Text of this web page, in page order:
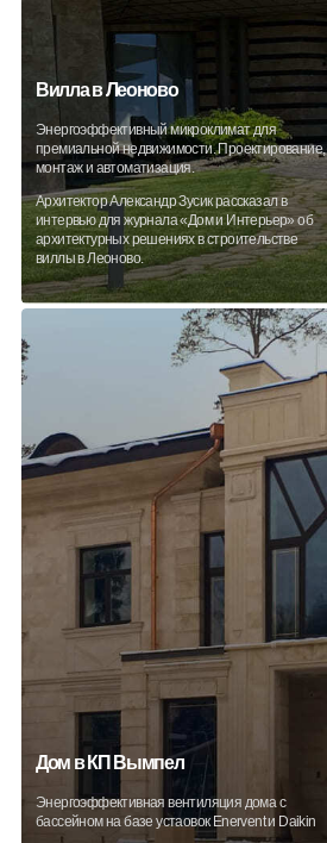
Вилла в Леоново
Энергоэффективный микроклимат для
премиальной недвижимости. Проектирование,
монтаж и автоматизация.
Архитектор Александр Зусик рассказал в
интервью для журнала «Дом и Интерьер» об
архитектурных решениях в строительстве
виллы в Леоново.
Дом в КП Вымпел
Энергоэффективная вентиляция дома с
бассейном на базе устаовок Enervent и Daikin